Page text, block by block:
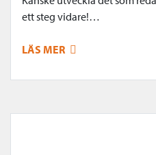
ett steg vidare!…
LÄS MER